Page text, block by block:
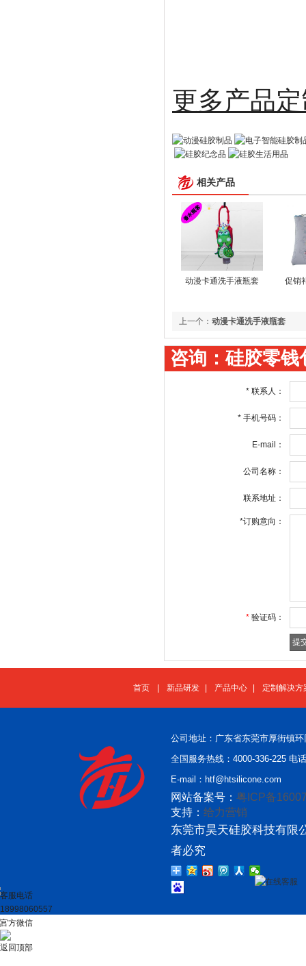
更多
相关产品
动漫卡通洗手液瓶套 促销
上一个： 动漫卡通洗手液瓶套
咨询：硅胶零
* 联系人：
* 手机号码：
E-mail：
公司名称：
联系地址：
*订购意向：
* 验证码：
首页 新品研发 产品中心 定制解决方
公司地址：广东省东莞市厚街镇
全国服务热线：4000-336-225 电
E-mail：htf@htsilicone.com
网站备案号： 粤ICP备
支持： 给力营销
东莞市昊天硅胶科技有限
者必究
在线客服
客服电话
18998060557
官方微信
返回顶部